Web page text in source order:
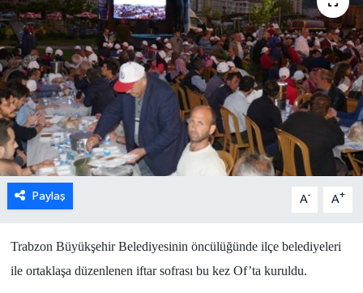
Paylaş A- A+
Trabzon Büyükşehir Belediyesinin öncülüğünde ilçe belediyeleri
ile ortaklaşa düzenlenen iftar sofrası bu kez Of’ta kuruldu.